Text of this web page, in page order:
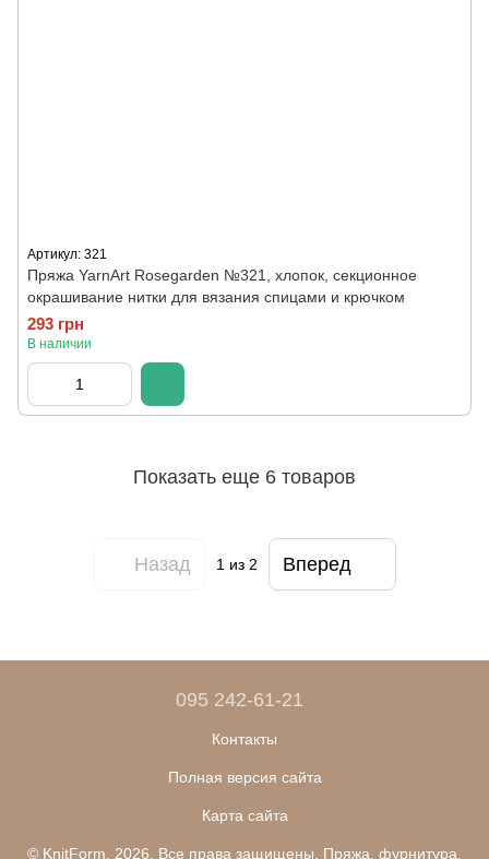
Артикул: 321
Пряжа YarnArt Rosegarden №321, хлопок, секционное
окрашивание нитки для вязания спицами и крючком
293 грн
В наличии
Показать еще 6 товаров
Назад 1 из 2 Вперед
095 242-61-21
Контакты
Полная версия сайта
Карта сайта
© KnitForm, 2026. Все права защищены. Пряжа, фурнитура,